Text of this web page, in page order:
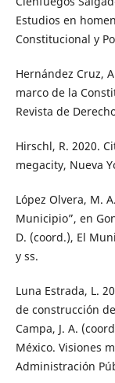
Estudios en
Constitucional y
Hernández Cruz,
marco de la
Revista de
Hirschl, R. 2020.
megacity, Nueva
López Olvera, M.
Municipio”, en
D. (coord.), El
y ss.
Luna Estrada, L.
de construcción
Campa, J. A.
México. Visiones
Administración